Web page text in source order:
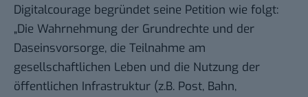
Digitalcourage begründet seine Petition wie folgt:
„Die Wahrnehmung der Grundrechte und der
Daseinsvorsorge, die Teilnahme am
gesellschaftlichen Leben und die Nutzung der
öffentlichen Infrastruktur (z.B. Post, Bahn,